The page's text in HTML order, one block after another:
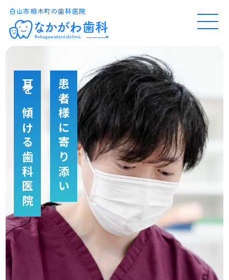
白山市相木町の歯科医院
MEN
耳を傾ける歯科医院患者様に寄り添い